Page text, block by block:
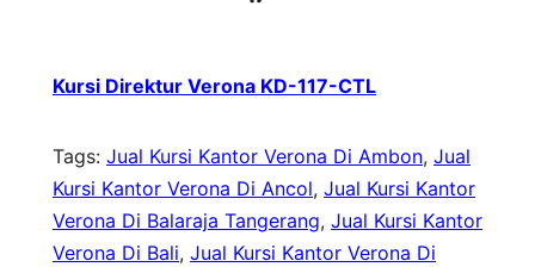
Kursi Direktur Verona KD-117-CTL
Tags: Jual Kursi Kantor Verona Di Ambon, Jual
Kursi Kantor Verona Di Ancol, Jual Kursi Kantor
Verona Di Balaraja Tangerang, Jual Kursi Kantor
Verona Di Bali, Jual Kursi Kantor Verona Di